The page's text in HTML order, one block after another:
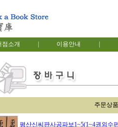
점소개 이용안내
주문상품
평산신씨판사공파보1~5(1~4권외수